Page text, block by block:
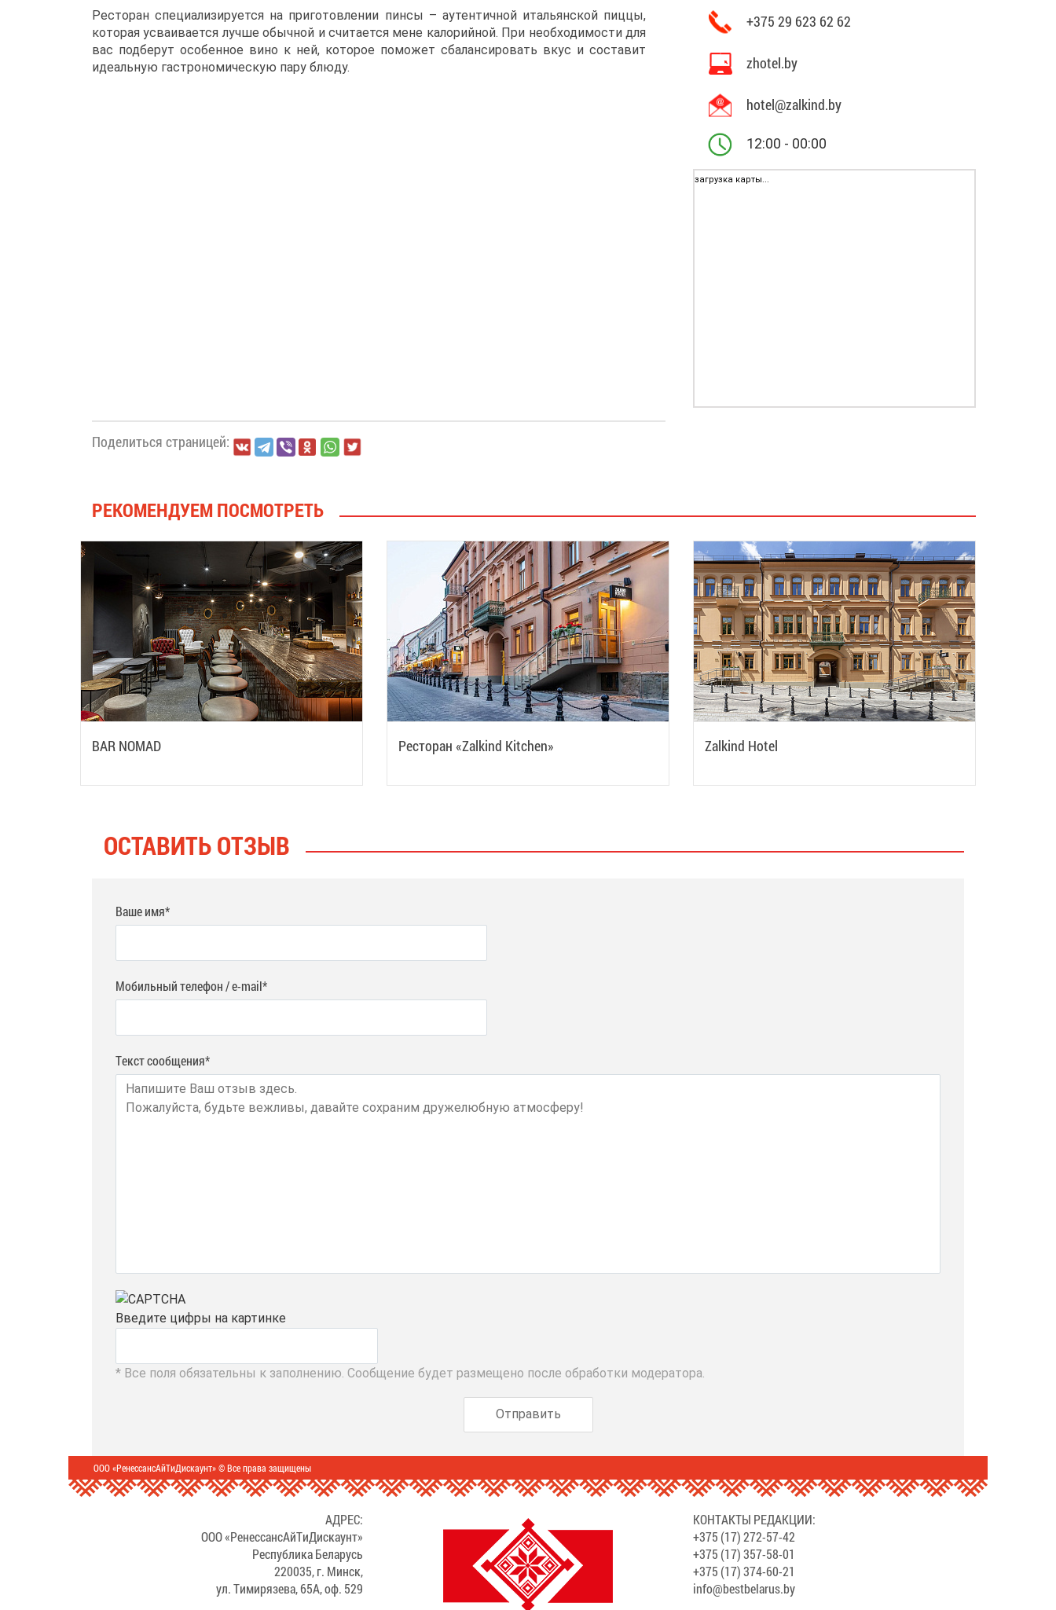
Ресторан специализируется на приготовлении пинсы – аутентичной итальянской пиццы,
которая усваивается лучше обычной и считается мене калорийной. При необходимости для
вас подберут особенное вино к ней, которое поможет сбалансировать вкус и составит
идеальную гастрономическую пару блюду.
+375 29 623 62 62
zhotel.by
hotel@zalkind.by
12:00 - 00:00
загрузка карты...
Поделиться страницей:
РЕКОМЕНДУЕМ ПОСМОТРЕТЬ
BAR NOMAD Ресторан «Zalkind Kitchen» Zalkind Hotel
ОСТАВИТЬ ОТЗЫВ
Ваше имя*
Мобильный телефон / e-mail*
Текст сообщения*
Введите цифры на картинке
* Все поля обязательны к заполнению. Сообщение будет размещено после обработки модератора.
ООО «РенессансАйТиДискаунт» © Все права защищены
АДРЕС:
ООО «РенессансАйТиДискаунт»
Республика Беларусь
220035, г. Минск,
ул. Тимирязева, 65А, оф. 529
КОНТАКТЫ РЕДАКЦИИ:
+375 (17) 272-57-42
+375 (17) 357-58-01
+375 (17) 374-60-21
info@bestbelarus.by